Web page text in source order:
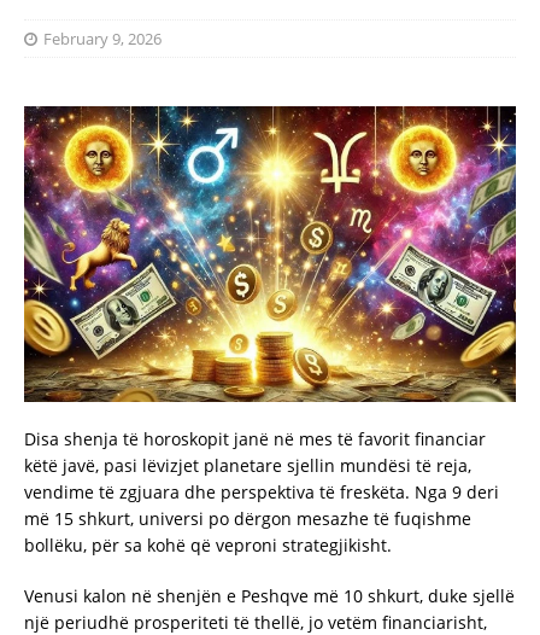
February 9, 2026
Disa shenja të horoskopit janë në mes të favorit financiar
këtë javë, pasi lëvizjet planetare sjellin mundësi të reja,
vendime të zgjuara dhe perspektiva të freskëta. Nga 9 deri
më 15 shkurt, universi po dërgon mesazhe të fuqishme
bollëku, për sa kohë që veproni strategjikisht.
Venusi kalon në shenjën e Peshqve më 10 shkurt, duke sjellë
një periudhë prosperiteti të thellë, jo vetëm financiarisht,